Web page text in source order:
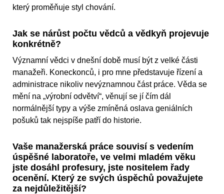
který proměňuje styl chování.
Jak se nárůst počtu vědců a vědkyň projevuje
konkrétně?
Významní vědci v dnešní době musí být z velké části
manažeři. Koneckonců, i pro mne představuje řízení a
administrace nikoliv nevýznamnou část práce. Věda se
mění na „výrobní odvětví“, věnují se jí čím dál
normálnější typy a výše zmíněná oslava geniálních
pošuků tak nejspíše patří do historie.
Vaše manažerská práce souvisí s vedením
úspěšné laboratoře, ve velmi mladém věku
jste dosáhl profesury, jste nositelem řady
ocenění. Který ze svých úspěchů považujete
za nejdůležitější?